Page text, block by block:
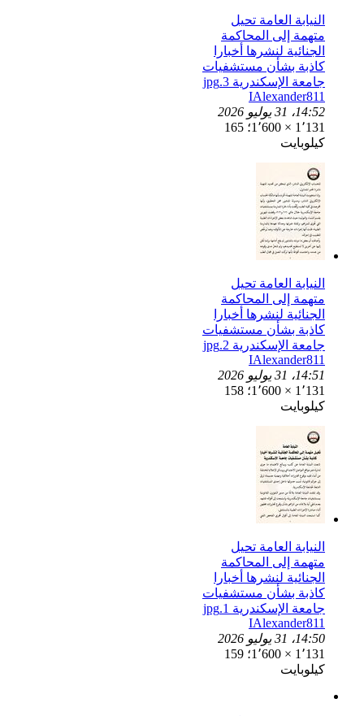
النيابة العامة تحيل
متهمة إلى المحاكمة
الجنائية لنشرها أخبارا
كاذبة بشأن مستشفيات
جامعة الإسكندرية 3.jpg
IAlexander811
14:52، 31 يوليو 2026
1٬131 × 1٬600؛ 165
كيلوبايت
النيابة العامة تحيل
متهمة إلى المحاكمة
الجنائية لنشرها أخبارا
كاذبة بشأن مستشفيات
جامعة الإسكندرية 2.jpg
IAlexander811
14:51، 31 يوليو 2026
1٬131 × 1٬600؛ 158
كيلوبايت
النيابة العامة تحيل
متهمة إلى المحاكمة
الجنائية لنشرها أخبارا
كاذبة بشأن مستشفيات
جامعة الإسكندرية 1.jpg
IAlexander811
14:50، 31 يوليو 2026
1٬131 × 1٬600؛ 159
كيلوبايت